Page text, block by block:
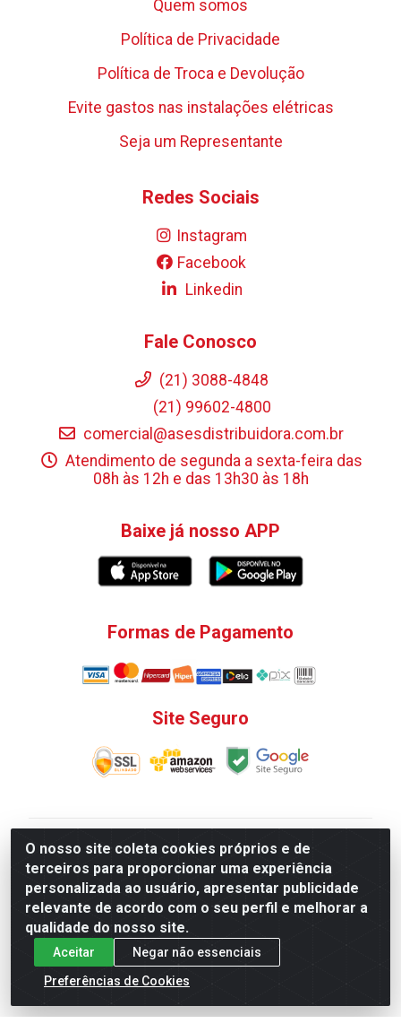
O nosso site coleta cookies próprios e de
terceiros para proporcionar uma experiência
personalizada ao usuário, apresentar publicidade
relevante de acordo com o seu perfil e melhorar a
qualidade do nosso site.
Aceitar
Negar não essenciais
Preferências de Cookies
Quem somos
Política de Privacidade
Política de Troca e Devolução
Evite gastos nas instalações elétricas
Seja um Representante
Redes Sociais
Instagram
Facebook
Linkedin
Fale Conosco
(21) 3088-4848
(21) 99602-4800
comercial@asesdistribuidora.com.br
Atendimento de segunda a sexta-feira das
08h às 12h e das 13h30 às 18h
Baixe já nosso APP
Formas de Pagamento
Site Seguro
V. C. Ferragens LTDA - Rua do Matoso, 132 - Praça da
Bandeira, Rio de Janeiro/ RJ - CEP 20.270-135 - CNPJ
12.324.723/0001-25
Todas as regras de promoções, descontos, preços e
prazos de pagamento e entrega expostos aqui são
válidos apenas para compras via internet. Preços e
estoque sujeito a alterações sem aviso prévio.